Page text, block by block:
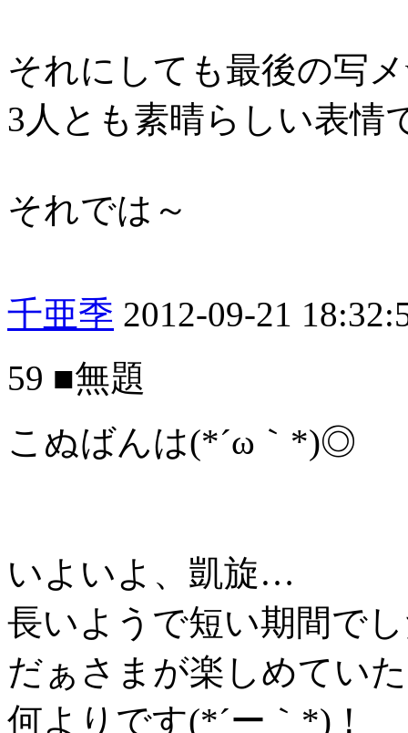
それにしても最後の写
3人とも素晴らしい表情
それでは～
千亜季 2012-09-21
59 ■無題
こぬばんは(*´ω｀*)◎
いよいよ、凱旋…
長いようで短い期間で
だぁさまが楽しめてい
何よりです(*´ー｀*)！